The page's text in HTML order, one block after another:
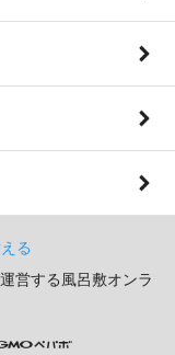
る
営する風呂敷オンラ